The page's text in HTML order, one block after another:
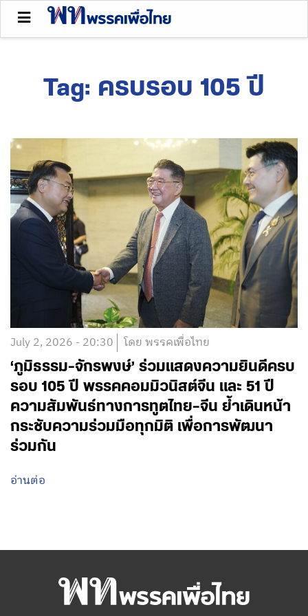
Tag: ครบรอบ 105 ปี
July 2, 2026 - 20:30 โดย พรรคเพื่อไทย
‘ภูมิธรรม-จักรพงษ์’ ร่วมแสดงความยินดีครบ
รอบ 105 ปี พรรคคอมมิวนิสต์จีน และ 51 ปี
ความสัมพันธ์ทางการทูตไทย–จีน ย้ำเดินหน้า
กระชับความร่วมมือทุกมิติ เพื่อการพัฒนา
ร่วมกัน
อ่านต่อ